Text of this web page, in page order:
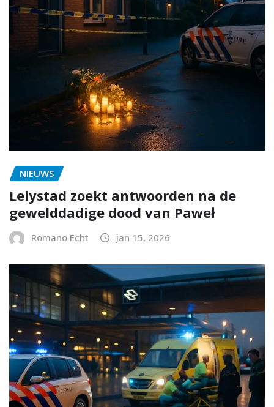
NIEUWS
Lelystad zoekt antwoorden na de
gewelddadige dood van Paweł
Romano Echt jan 15, 2026